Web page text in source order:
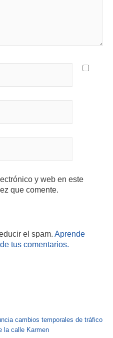
y web en este
que comente.
el spam. Aprende
tus comentarios.
cambios temporales de tráfico
la calle Karmen